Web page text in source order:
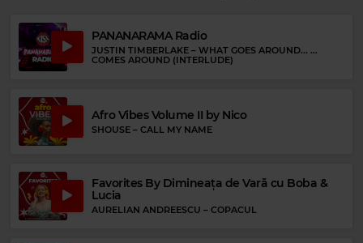
PANANARAMA Radio
JUSTIN TIMBERLAKE – WHAT GOES AROUND... ...
COMES AROUND (INTERLUDE)
Afro Vibes Volume II by Nico
SHOUSE – CALL MY NAME
Favorites By Dimineața de Vară cu Boba &
Lucia
AURELIAN ANDREESCU – COPACUL